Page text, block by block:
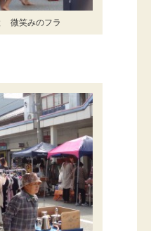
微笑みのフラ